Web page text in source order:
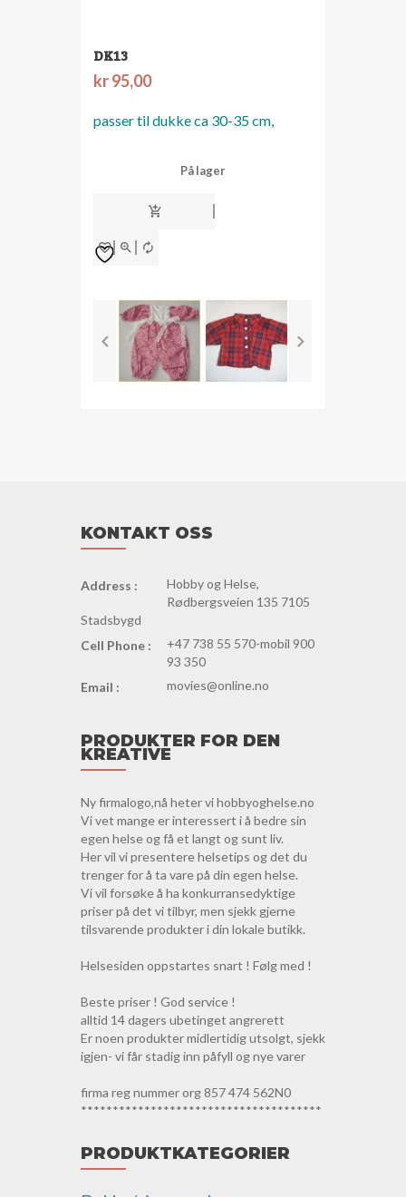
DK13
kr95,00
passer til dukke ca 30-35 cm,
På lager
antall
KONTAKT OSS
Address :
Hobby og Helse,
Rødbergsveien 135 7105
Stadsbygd
Cell Phone :
+47 738 55 570-mobil 900
93 350
Email :
movies@online.no
PRODUKTER FOR DEN
KREATIVE
Ny firmalogo,nå heter vi hobbyoghelse.no
Vi vet mange er interessert i å bedre sin
egen helse og få et langt og sunt liv.
Her vil vi presentere helsetips og det du
trenger for å ta vare på din egen helse.
Vi vil forsøke å ha konkurransedyktige
priser på det vi tilbyr, men sjekk gjerne
tilsvarende produkter i din lokale butikk.
Helsesiden oppstartes snart ! Følg med !
Beste priser ! God service !
alltid 14 dagers ubetinget angrerett
Er noen produkter midlertidig utsolgt, sjekk
igjen- vi får stadig inn påfyll og nye varer
firma reg nummer org 857 474 562N0
**************************************
PRODUKTKATEGORIER